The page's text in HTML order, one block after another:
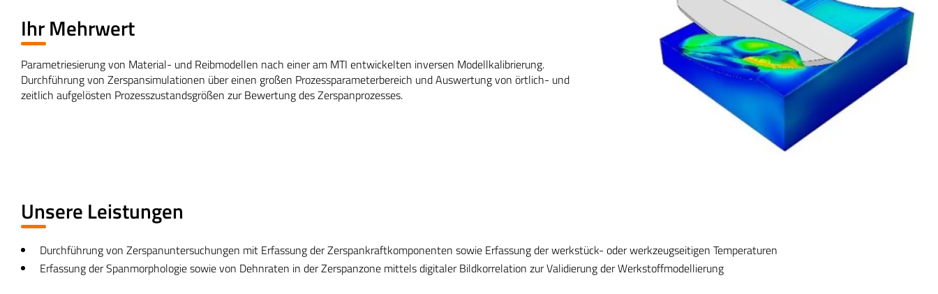
Ihr Mehrwert
Parametriesierung von Material- und Reibmodellen nach einer am MTI entwickelten inversen Modellkalibrierung.
Durchführung von Zerspansimulationen über einen großen Prozessparameterbereich und Auswertung von örtlich- und
zeitlich aufgelösten Prozesszustandsgrößen zur Bewertung des Zerspanprozesses.
Unsere Leistungen
Durchführung von Zerspanuntersuchungen mit Erfassung der Zerspankraftkomponenten sowie Erfassung der werkstück- oder werkzeugseitigen Temperaturen​
Erfassung der Spanmorphologie sowie von Dehnraten in der Zerspanzone mittels digitaler Bildkorrelation zur Validierung der Werkstoffmodellierung